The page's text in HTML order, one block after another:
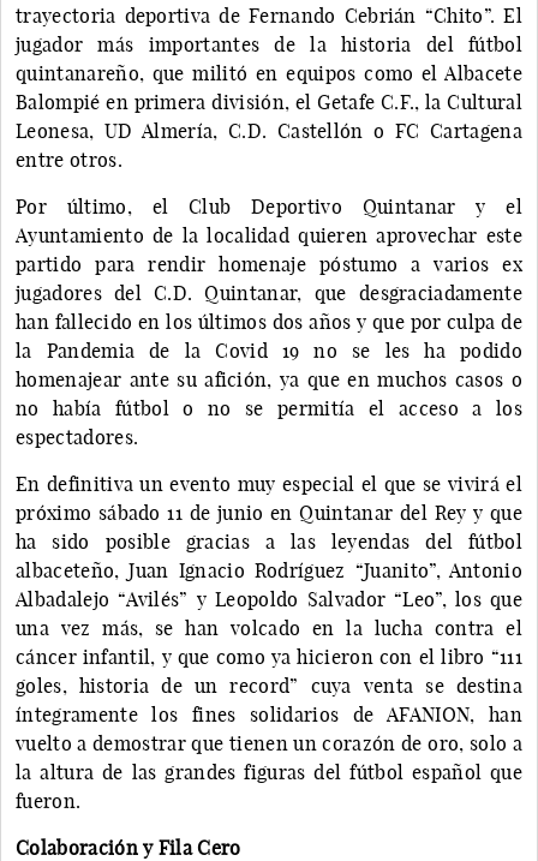
trayectoria deportiva de Fernando Cebrián “Chito”. El
jugador más importantes de la historia del fútbol
quintanareño, que militó en equipos como el Albacete
Balompié en primera división, el Getafe C.F., la Cultural
Leonesa, UD Almería, C.D. Castellón o FC Cartagena
entre otros.
Por último, el Club Deportivo Quintanar y el
Ayuntamiento de la localidad quieren aprovechar este
partido para rendir homenaje póstumo a varios ex
jugadores del C.D. Quintanar, que desgraciadamente
han fallecido en los últimos dos años y que por culpa de
la Pandemia de la Covid 19 no se les ha podido
homenajear ante su afición, ya que en muchos casos o
no había fútbol o no se permitía el acceso a los
espectadores.
En definitiva un evento muy especial el que se vivirá el
próximo sábado 11 de junio en Quintanar del Rey y que
ha sido posible gracias a las leyendas del fútbol
albaceteño, Juan Ignacio Rodríguez “Juanito”, Antonio
Albadalejo “Avilés” y Leopoldo Salvador “Leo”, los que
una vez más, se han volcado en la lucha contra el
cáncer infantil, y que como ya hicieron con el libro “111
goles, historia de un record” cuya venta se destina
íntegramente los fines solidarios de AFANION, han
vuelto a demostrar que tienen un corazón de oro, solo a
la altura de las grandes figuras del fútbol español que
fueron.
Colaboración y Fila Cero